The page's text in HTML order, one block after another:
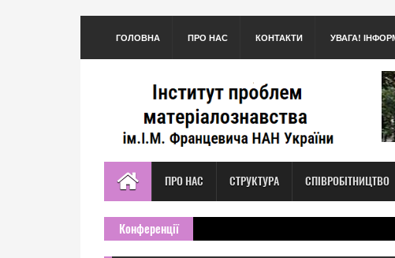
ГОЛОВНА ПРО НАС КОНТАКТИ УВАГА!
ПРО НАС СТРУКТУРА СПІВРОБІТНИЦТВО
Конференції